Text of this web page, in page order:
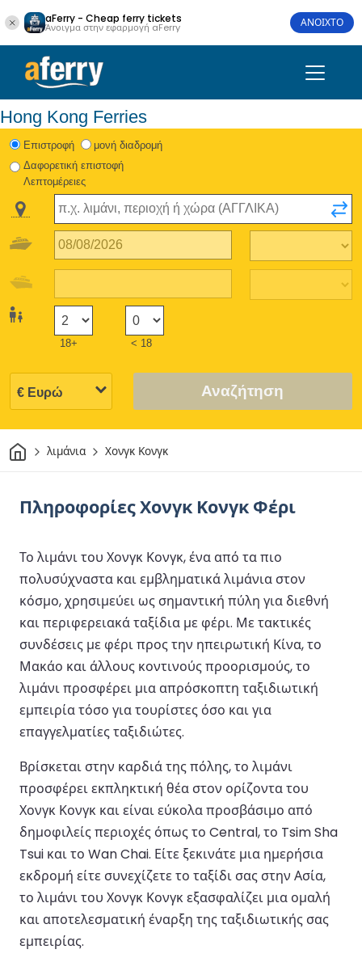
aFerry - Cheap ferry tickets
Άνοιγμα στην εφαρμογή aFerry ΑΝΟΙΧΤΟ
Hong Kong Ferries
Eπιστροφή
μονή διαδρομή
Δαφορετική επιστοφή
Λεπτομέρειες
18+ < 18
Αναζήτηση
Σπίτιλιμάνια Χονγκ Κονγκ
Πληροφορίες Χονγκ Κονγκ Φέρι
Το λιμάνι του Χονγκ Κονγκ, ένα από τα πιο
πολυσύχναστα και εμβληματικά λιμάνια στον
κόσμο, χρησιμεύει ως σημαντική πύλη για διεθνή
και περιφερειακά ταξίδια με φέρι. Με τακτικές
συνδέσεις με φέρι προς την ηπειρωτική Κίνα, το
Μακάο και άλλους κοντινούς προορισμούς, το
λιμάνι προσφέρει μια απρόσκοπτη ταξιδιωτική
εμπειρία τόσο για τουρίστες όσο και για
επαγγελματίες ταξιδιώτες.
Βρίσκεται στην καρδιά της πόλης, το λιμάνι
προσφέρει εκπληκτική θέα στον ορίζοντα του
Χονγκ Κονγκ και είναι εύκολα προσβάσιμο από
δημοφιλείς περιοχές όπως το Central, το Tsim Sha
Tsui και το Wan Chai. Είτε ξεκινάτε μια ημερήσια
εκδρομή είτε συνεχίζετε το ταξίδι σας στην Ασία,
το λιμάνι του Χονγκ Κονγκ εξασφαλίζει μια ομαλή
και αποτελεσματική έναρξη της ταξιδιωτικής σας
εμπειρίας.